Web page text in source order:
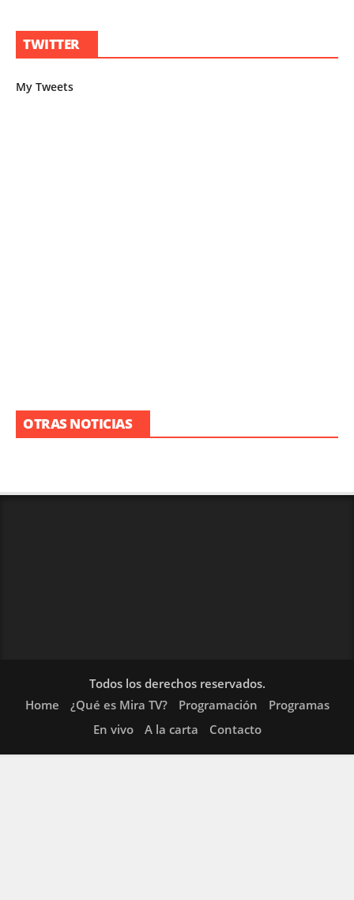
TWITTER
My Tweets
OTRAS NOTICIAS
Todos los derechos reservados.
Home
¿Qué es Mira TV? Programación
Programas
En vivo
A la carta Contacto